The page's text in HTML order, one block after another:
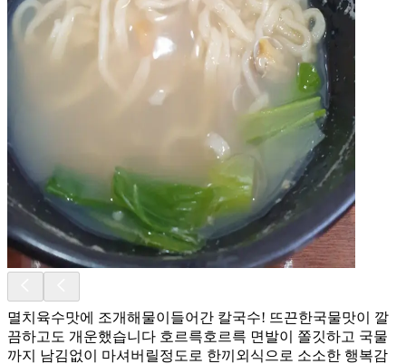
멸치육수맛에 조개해물이들어간 칼국수! 뜨끈한국물맛이 깔
끔하고도 개운했습니다 호르륵호르륵 면발이 쫄깃하고 국물
까지 남김없이 마셔버릴정도로 한끼외식으로 소소한 행복감